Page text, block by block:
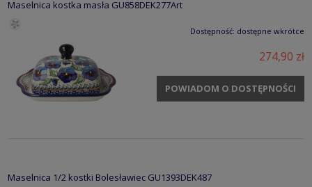
Maselnica kostka masła GU858DEK277Art
Dostępność: dostępne wkrótce
274,90 zł
POWIADOM O DOSTĘPNOŚCI
Maselnica 1/2 kostki Bolesławiec GU1393DEK487